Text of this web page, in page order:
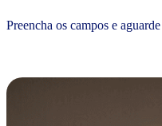
Preencha os campos e